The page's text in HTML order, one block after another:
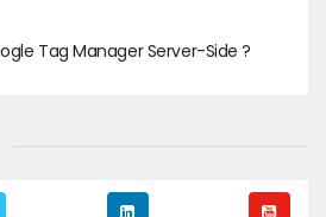
Tag Manager Server-Side ?